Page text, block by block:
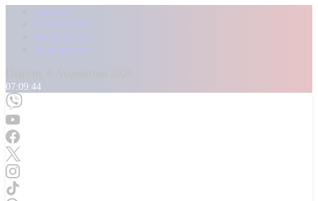
Αρχική
Kontra Live
Καταγγελίες
Επικοινωνία
07:09:46